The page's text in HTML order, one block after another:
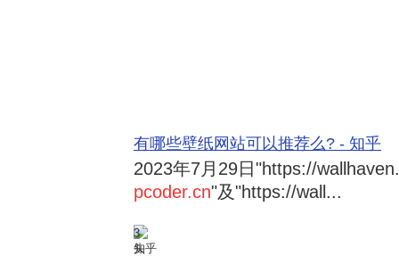
有哪些壁纸网站可以推荐么? - 知乎
2023年7月29日 "https://
pcoder.cn"及"https://wall...
3
知乎